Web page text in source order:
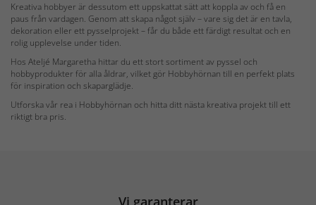
Kreativa hobbyer är dessutom ett uppskattat sätt att koppla av och få en
paus från vardagen. Genom att skapa något själv – vare sig det är en tavla,
dekoration eller ett pysselprojekt – får du både ett färdigt resultat och en
rolig upplevelse under tiden.
Hos Ateljé Margaretha hittar du ett stort sortiment av pyssel och
hobbyprodukter för alla åldrar, vilket gör Hobbyhörnan till en perfekt plats
för inspiration och skaparglädje.
Utforska vår rea i Hobbyhörnan och hitta ditt nästa kreativa projekt till ett
riktigt bra pris.
Vi garanterar